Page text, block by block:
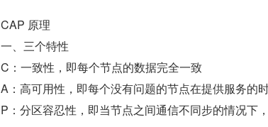
CAP 原理
一、三个特性
C：一致性，即每个节点的数据完全一致
A：高可用性，即每个没有问题的节点在提供服务的
P：分区容忍性，即当节点之间通信不同步的情况下